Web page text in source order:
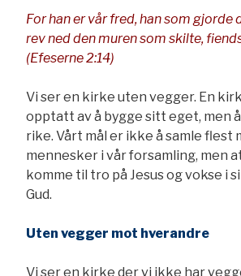
For han er vår fred, han som gjorde
rev ned den muren som skilte,
(Efeserne 2:14)
Vi ser en kirke uten vegger. En
opptatt av å bygge sitt eget, men
rike. Vårt mål er ikke å samle flest
mennesker i vår forsamling, men
komme til tro på Jesus og vokse i
Gud.
Uten vegger mot hverandre
Vi ser en kirke der vi ikke har